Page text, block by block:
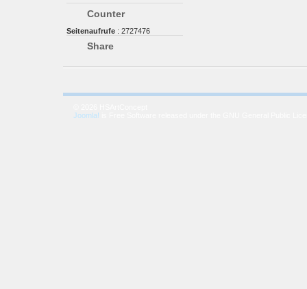
Counter
Seitenaufrufe : 2727476
Share
Joomla!